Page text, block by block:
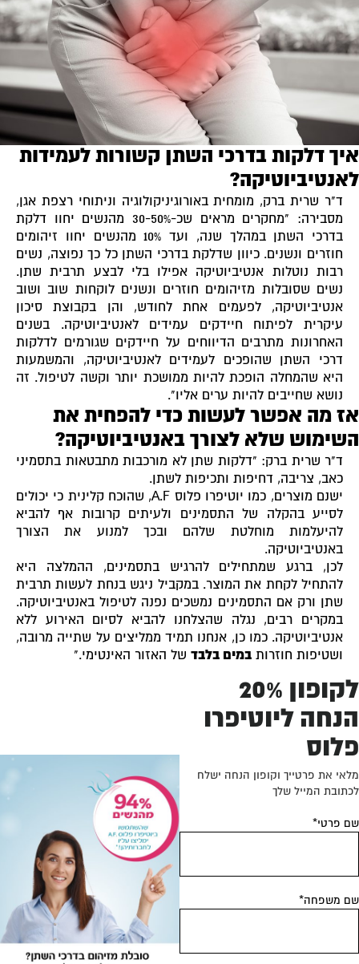
דלקות בדרכי השתן קשורות לעמידות
ד"ר שרית ברק, מומחית באורוגיניקולוגיה וניתוחי רצפת אגן,
מסבירה: "מחקרים מראים שכ-30-50% מהנשים יחוו דלקת
בדרכי השתן במהלך שנה, ועד 10% מהנשים יחוו זיהומים
חוזרים ונשנים. כיוון שדלקת בדרכי השתן כל כך נפוצה, נשים
רבות נוטלות אנטיביוטיקה אפילו בלי לבצע תרבית שתן.
נשים שסובלות מזיהומים חוזרים ונשנים לוקחות שוב ושוב
אנטיביוטיקה, לפעמים אחת לחודש, והן בקבוצת סיכון
עיקרית לפיתוח חיידקים עמידים לאנטיביוטיקה. בשנים
האחרונות מתרבים הדיווחים על חיידקים שגורמים לדלקות
דרכי השתן שהופכים לעמידים לאנטיביוטיקה, והמשמעות
היא שהמחלה הופכת להיות ממושכת יותר וקשה לטיפול. זה
נושא שחייבים להיות ערים אליו".
מה אפשר לעשות כדי להפחית את
שלא לצורך באנטיביוטיקה?
ד"ר שרית ברק: "דלקות שתן לא מורכבות מתבטאות בתסמיני
כאב, צריבה, דחיפות ותכיפות לשתן.
ישנם מוצרים, כמו יוטיפרו פלוס A.F, שהוכח קלינית כי יכולים
לסייע בהקלה של התסמינים ולעיתים קרובות אף להביא
להיעלמות מוחלטת שלהם ובכך למנוע את הצורך
באנטיביוטיקה.
לכן, ברגע שמתחילים להרגיש בתסמינים, ההמלצה היא
להתחיל לקחת את המוצר. במקביל ניגש בנחת לעשות תרבית
שתן ורק אם התסמינים נמשכים נפנה לטיפול באנטיביוטיקה.
במקרים רבים, נגלה שהצלחנו להביא לסיום האירוע ללא
אנטיביוטיקה. כמו כן, אנחנו תמיד ממליצים על שתייה מרובה,
ושטיפות חוזרותבמים בלבדשל האזור האינטימי."
לקופון 20%
ליוטיפרו
את פרטייך וקופון הנחה ישלח
המייל שלך
פרטי*
משפחה*